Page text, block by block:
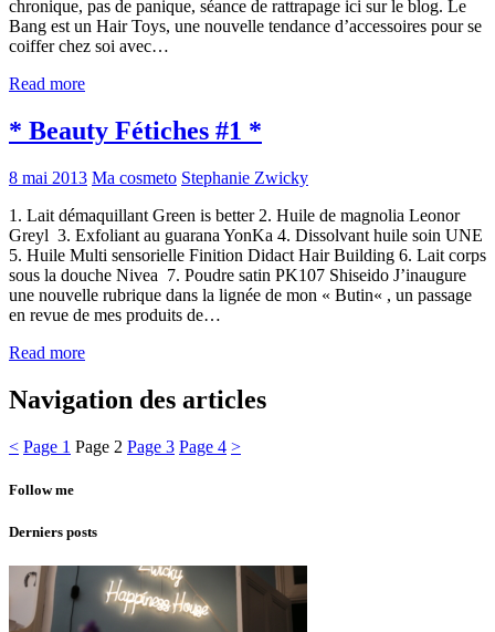
chronique, pas de panique, séance de rattrapage ici sur le blog. Le
Bang est un Hair Toys, une nouvelle tendance d’accessoires pour se
coiffer chez soi avec…
Read more
* Beauty Fétiches #1 *
8 mai 2013 Ma cosmeto Stephanie Zwicky
1. Lait démaquillant Green is better 2. Huile de magnolia Leonor
Greyl 3. Exfoliant au guarana YonKa 4. Dissolvant huile soin UNE
5. Huile Multi sensorielle Finition Didact Hair Building 6. Lait corps
sous la douche Nivea 7. Poudre satin PK107 Shiseido J’inaugure
une nouvelle rubrique dans la lignée de mon « Butin« , un passage
en revue de mes produits de…
Read more
Navigation des articles
< Page 1 Page 2 Page 3 Page 4 >
Follow me
Derniers posts